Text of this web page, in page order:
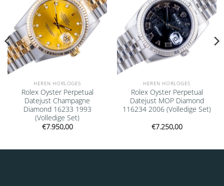
HEREN HORLOGES
Rolex Oyster Perpetual
Datejust Champagne
Diamond 16233 1993
(Volledige Set)
€7.950,00
HEREN HORLOGES
Rolex Oyster Perpetual
Datejust MOP Diamond
116234 2006 (Volledige Set)
€7.250,00